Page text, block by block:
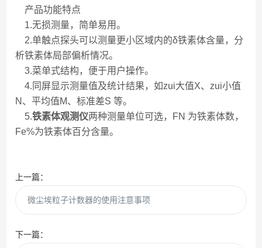
产品功能特点
1.无损测量，简单易用。
2.单触点探头可以测量更小区域内的δ铁素体含量，分
析铁素体局部偏析情况。
3.菜单式结构，便于用户操作。
4.同屏显示测量值及统计结果，如zui大值X、zui小值
N、平均值M、标准差S 等。
5.铁素体观测仪两种测量单位可选，FN 为铁素体数，
Fe%为铁素体百分含量。
上一篇：
微尘埃粒子计数器的使用注意事项
下一篇：